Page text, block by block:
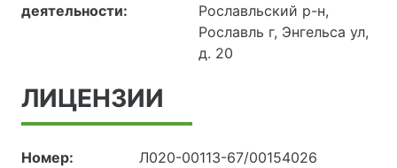
деятельности:
Рославльский р-н,
Рославль г, Энгельса ул,
д. 20
ЛИЦЕНЗИИ
Номер:
Л020-00113-67/00154026